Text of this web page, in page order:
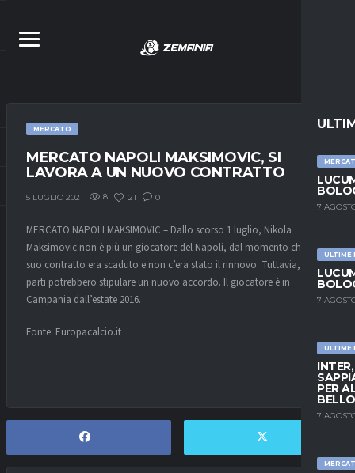
7
ULTIME
7
ULTIME
PER
7
MERCATO
MERCATO NAPOLI MAKSIMOVIC, SI
LAVORA A UN NUOVO CONTRATTO
5 LUGLIO 2021 8 21 0
MERCATO NAPOLI MAKSIMOVIC – Dallo scorso 1 luglio, Nikola
Maksimovic non è più un giocatore del Napoli, dal momento che il
suo contratto era scaduto e non c’era stato il rinnovo. Tuttavia, le
parti potrebbero stipulare un nuovo accordo. Il giocatore è in
Campania dall’estate 2016.
Fonte: Europacalcio.it